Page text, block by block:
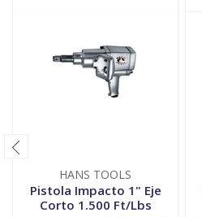
HANS TOOLS
Pistola Impacto 1" Eje
Corto 1.500 Ft/Lbs